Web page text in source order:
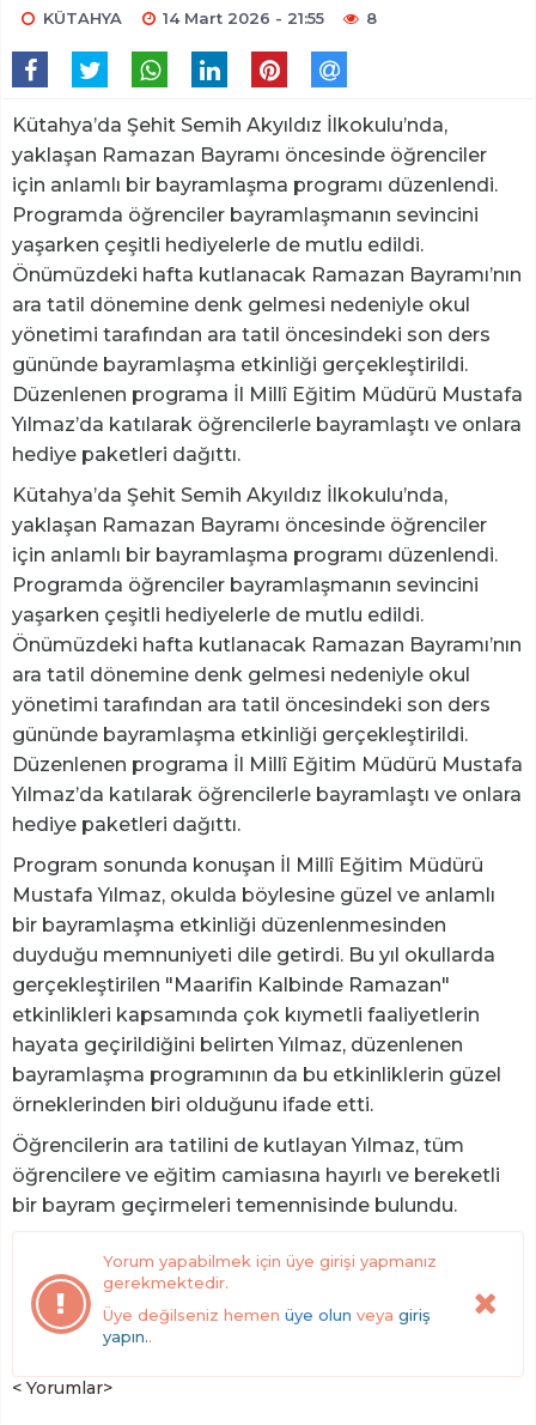
KÜTAHYA 14 Mart 2026 - 21:55 8
Kütahya’da Şehit Semih Akyıldız İlkokulu’nda,
yaklaşan Ramazan Bayramı öncesinde öğrenciler
için anlamlı bir bayramlaşma programı düzenlendi.
Programda öğrenciler bayramlaşmanın sevincini
yaşarken çeşitli hediyelerle de mutlu edildi.
Önümüzdeki hafta kutlanacak Ramazan Bayramı’nın
ara tatil dönemine denk gelmesi nedeniyle okul
yönetimi tarafından ara tatil öncesindeki son ders
gününde bayramlaşma etkinliği gerçekleştirildi.
Düzenlenen programa İl Millî Eğitim Müdürü Mustafa
Yılmaz’da katılarak öğrencilerle bayramlaştı ve onlara
hediye paketleri dağıttı.
Kütahya’da Şehit Semih Akyıldız İlkokulu’nda,
yaklaşan Ramazan Bayramı öncesinde öğrenciler
için anlamlı bir bayramlaşma programı düzenlendi.
Programda öğrenciler bayramlaşmanın sevincini
yaşarken çeşitli hediyelerle de mutlu edildi.
Önümüzdeki hafta kutlanacak Ramazan Bayramı’nın
ara tatil dönemine denk gelmesi nedeniyle okul
yönetimi tarafından ara tatil öncesindeki son ders
gününde bayramlaşma etkinliği gerçekleştirildi.
Düzenlenen programa İl Millî Eğitim Müdürü Mustafa
Yılmaz’da katılarak öğrencilerle bayramlaştı ve onlara
hediye paketleri dağıttı.
Program sonunda konuşan İl Millî Eğitim Müdürü
Mustafa Yılmaz, okulda böylesine güzel ve anlamlı
bir bayramlaşma etkinliği düzenlenmesinden
duyduğu memnuniyeti dile getirdi. Bu yıl okullarda
gerçekleştirilen "Maarifin Kalbinde Ramazan"
etkinlikleri kapsamında çok kıymetli faaliyetlerin
hayata geçirildiğini belirten Yılmaz, düzenlenen
bayramlaşma programının da bu etkinliklerin güzel
örneklerinden biri olduğunu ifade etti.
Öğrencilerin ara tatilini de kutlayan Yılmaz, tüm
öğrencilere ve eğitim camiasına hayırlı ve bereketli
bir bayram geçirmeleri temennisinde bulundu.
Yorum yapabilmek için üye girişi yapmanız
gerekmektedir.
Üye değilseniz hemen üye olun veya giriş
yapın..
< Yorumlar>